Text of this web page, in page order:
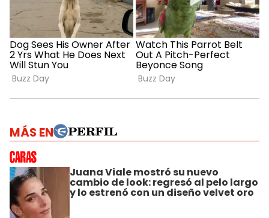
MÁS EN
Juana Viale mostró su nuevo
cambio de look: regresó al pelo largo
y lo estrenó con un diseño velvet oro